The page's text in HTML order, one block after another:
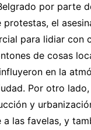
por parte
protestas, el
para lidiar con
de cosas
en la
Por otro
y
a las favelas, y